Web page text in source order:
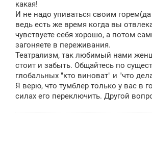
какая!
И не надо упиваться своим горем(да
ведь есть же время когда вы
чувствуете себя хорошо, а потом
загоняете в переживания.
Театрализм, так любимый нами
стоит и забыть. Общайтесь по
глобальных "кто виноват" и "что
Я верю, что тумблер только у вас в
силах его переключить. Другой